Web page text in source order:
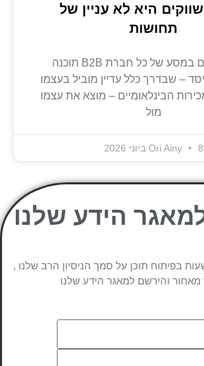
היא לא עניין של
תחושות
בשלב מסוים במסע של כל חברת B2B תוכנה
– שבדרך כלל עדיין מוביל בעצמו
הבינלאומיים – מוצא את עצמו
מול
Ori Ainy 8 ביוני 2026
הידע שלנו
בפיתוח תוכן על סמך הניסיון הרב שלנו ,
והירשם למאגר הידע שלנו